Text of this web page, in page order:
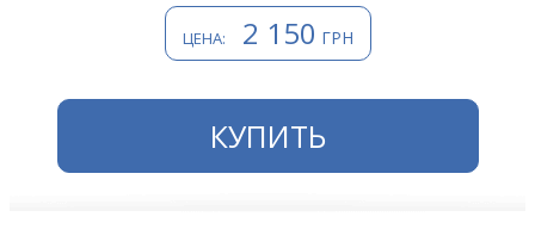
ЦЕНА: 2 150 ГРН
КУПИТЬ